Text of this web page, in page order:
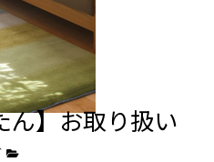
ん】お取り扱い